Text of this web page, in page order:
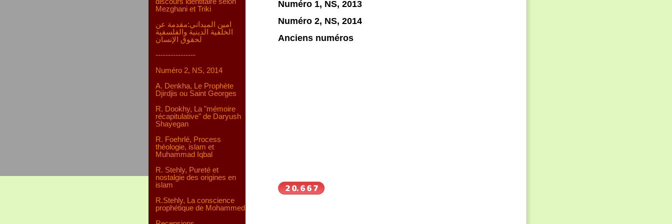
Mezghani et Triki
امين الميداني:مقدمة عن
الخلفية الدينية والفلسفية
لحقوق الإنسان
----------------
Numéro 2, NS, 2014
A. Denkha, Le Prophète
Djirdjis ou Saint Georges
R. Dookhy, La "mémoire
récapitulative" de Daryush
Shayegan
R. Foehrlé, Process
théologie, islam et
Muhammad Iqbal
R. Stehly, Pureté et
nostalgie des origines en
islam
R.Stehly, La conscience
prophétique de Mohammed
Numéro 1, NS, 2013
Numéro 2, NS, 2014
Anciens numéros